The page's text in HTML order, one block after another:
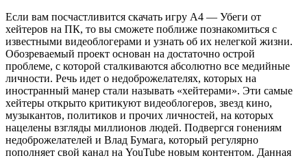
Если вам посчастливится скачать игру А4 — Убеги от
хейтеров на ПК, то вы сможете поближе познакомиться с
известными видеоблогерами и узнать об их нелегкой жизни.
Обозреваемый проект основан на достаточно острой
проблеме, с которой сталкиваются абсолютно все медийные
личности. Речь идет о недоброжелателях, которых на
иностранный манер стали называть «хейтерами». Эти самые
хейтеры открыто критикуют видеоблогеров, звезд кино,
музыкантов, политиков и прочих личностей, на которых
нацелены взгляды миллионов людей. Подвергся гонениям
недоброжелателей и Влад Бумага, который регулярно
пополняет свой канал на YouTube новым контентом. Данная